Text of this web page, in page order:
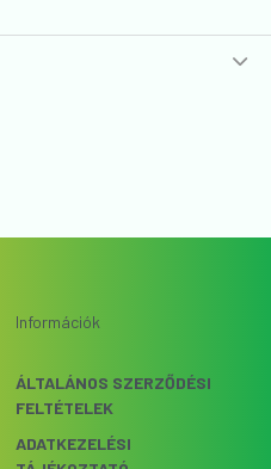
Információk
ÁLTALÁNOS SZERZŐDÉSI
FELTÉTELEK
ADATKEZELÉSI